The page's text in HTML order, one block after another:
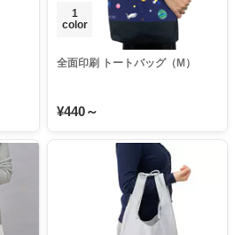
1
color
全面印刷 トートバッグ（M）
¥440～